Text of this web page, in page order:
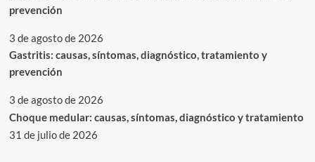
prevención
3 de agosto de 2026
Gastritis: causas, síntomas, diagnóstico, tratamiento y
prevención
3 de agosto de 2026
Choque medular: causas, síntomas, diagnóstico y tratamiento
31 de julio de 2026